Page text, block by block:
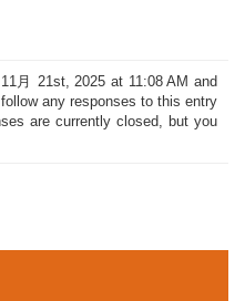
月 21st, 2025 at 11:08 AM and
follow any responses to this entry
are currently closed, but you